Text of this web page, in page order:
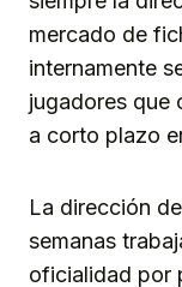
mercado de
internamente
jugadores que
a corto plazo
La dirección
semanas
oficialidad por